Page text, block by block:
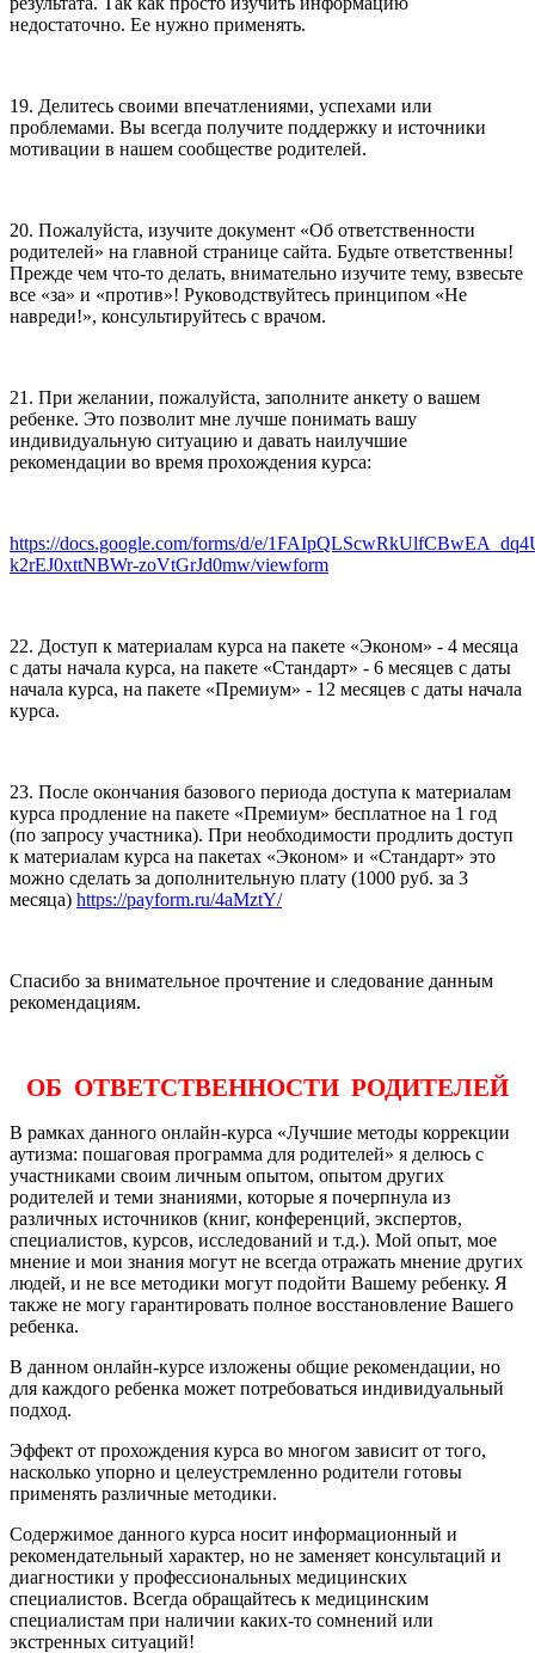
недостаточно. Ее нужно применять.
19. Делитесь своими впечатлениями, успехами или
проблемами. Вы всегда получите поддержку и источники
мотивации в нашем сообществе родителей.
20. Пожалуйста, изучите документ «Об ответственности
родителей» на главной странице сайта. Будьте ответственны!
Прежде чем что-то делать, внимательно изучите тему, взвесьте
все «за» и «против»! Руководствуйтесь принципом «Не
навреди!», консультируйтесь с врачом.
21. При желании, пожалуйста, заполните анкету о вашем
ребенке. Это позволит мне лучше понимать вашу
индивидуальную ситуацию и давать наилучшие
рекомендации во время прохождения курса:
https://docs.google.com/forms/d/e/
k2rEJ0xttNBWr-zoVtGrJd0mw/viewform
22. Доступ к материалам курса на пакете «Эконом» - 4 месяца
с даты начала курса, на пакете «Стандарт» - 6 месяцев с даты
начала курса, на пакете «Премиум» - 12 месяцев с даты начала
курса.
23. После окончания базового периода доступа к материалам
курса продление на пакете «Премиум» бесплатное на 1 год
(по запросу участника). При необходимости продлить доступ
к материалам курса на пакетах «Эконом» и «Стандарт» это
можно сделать за дополнительную плату (1000 руб. за 3
месяца) https://payform.ru/4aMztY/
Спасибо за внимательное прочтение и следование данным
рекомендациям.
ОБ ОТВЕТСТВЕННОСТИ РОДИТЕЛЕЙ
В рамках данного онлайн-курса «Лучшие методы коррекции
аутизма: пошаговая программа для родителей» я делюсь с
участниками своим личным опытом, опытом других
родителей и теми знаниями, которые я почерпнула из
различных источников (книг, конференций, экспертов,
специалистов, курсов, исследований и т.д.). Мой опыт, мое
мнение и мои знания могут не всегда отражать мнение других
людей, и не все методики могут подойти Вашему ребенку. Я
также не могу гарантировать полное восстановление Вашего
ребенка.
В данном онлайн-курсе изложены общие рекомендации, но
для каждого ребенка может потребоваться индивидуальный
подход.
Эффект от прохождения курса во многом зависит от того,
насколько упорно и целеустремленно родители готовы
применять различные методики.
Содержимое данного курса носит информационный и
рекомендательный характер, но не заменяет консультаций и
диагностики у профессиональных медицинских
специалистов. Всегда обращайтесь к медицинским
специалистам при наличии каких-то сомнений или
экстренных ситуаций!